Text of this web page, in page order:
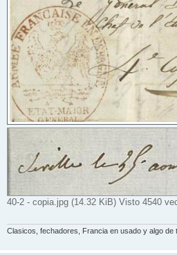
40-2 - copia.jpg (14.32 KiB) Visto 4540
Clasicos, fechadores, Francia en usado y algo de